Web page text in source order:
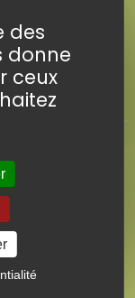
de nos
à
des
donne
ceux